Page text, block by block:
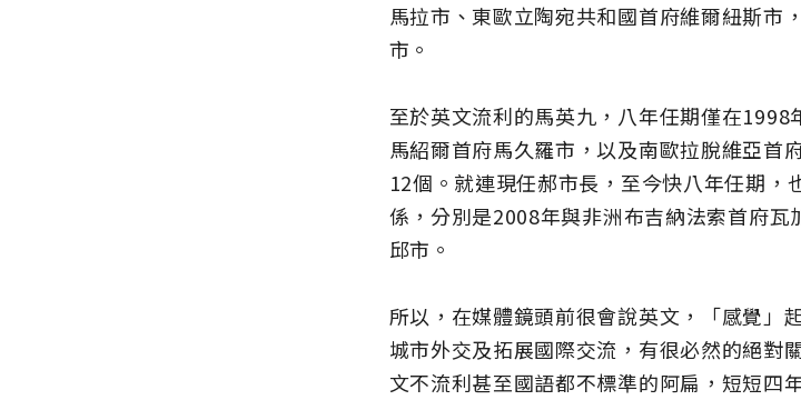
馬拉市、東歐立陶宛共和國首府維爾紐斯市
市。
至於英文流利的馬英九，八年任期僅在
馬紹爾首府馬久羅市，以及南歐拉脫維亞首
12個。就連現任郝市長，至今快八年任期，
係，分別是2008年與非洲布吉納法索首府
邱市。
所以，在媒體鏡頭前很會說英文，「感覺」
城市外交及拓展國際交流，有很必然的絕對
文不流利甚至國語都不標準的阿扁，短短四